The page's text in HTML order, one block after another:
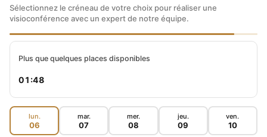
TWITTER
LINKEDIN
Sélectionnez le créneau de votre choix pour réaliser une
visioconférence avec un expert de notre équipe.
Plus que quelques places disponibles
01:47
lun.
06
mar.
07
mer.
08
jeu.
09
ven.
10